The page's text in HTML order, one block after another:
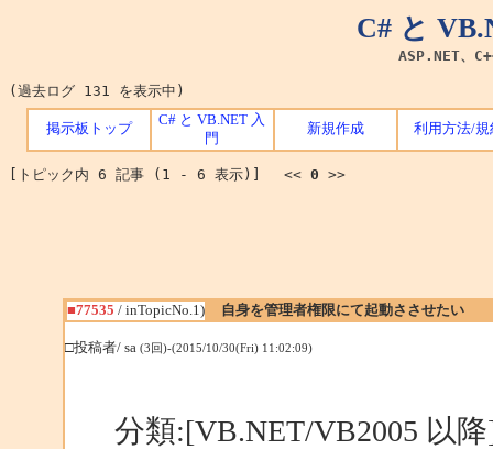
C# と
ASP.NET、
(過去ログ 131 を表示中)
掲示板トップ
C# と VB.NET 入
門
新規作成 利用方法/規
[トピック内 6 記事 (1 - 6 表示)] << 0 >>
■77535 / inTopicNo.1) 自身を管理者権限にて起動ささせたい
□投稿者/ sa (3回)-(2015/10/30(Fri) 11:02:09)
分類:[VB.NET/VB2005 以